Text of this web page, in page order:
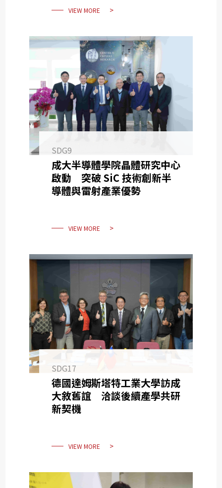
VIEW MORE
SDG9
成大半導體學院晶體研究中心
啟動 突破 SiC 技術創新半
導體與雷射產業優勢
VIEW MORE
SDG17
德國達姆斯塔特工業大學訪成
大敘舊誼 洽談後續產學共研
新契機
VIEW MORE